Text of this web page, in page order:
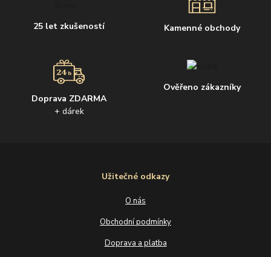
25 let zkušeností Kamenné obchody
Doprava ZDARMA
+ dárek
Ověřeno zákazníky
Užitečné odkazy
O nás
Obchodní podmínky
Doprava a platba